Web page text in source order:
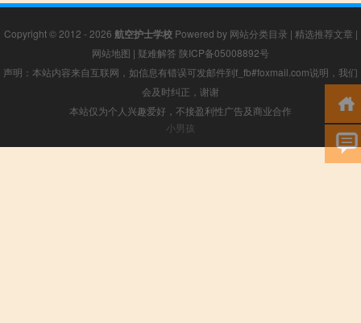
Copyright © 2012 - 2026 航空护士学校Powered by 网站分类目录 | 精选推荐文章 |
网站地图 | 疑难解答 陕ICP备05008892号
声明：本站内容来自互联网，如信息有错误可发邮件到f_fb#foxmail.com说明，我们
会及时纠正，谢谢
本站仅为个人兴趣爱好，不接盈利性广告及商业合作
小男孩